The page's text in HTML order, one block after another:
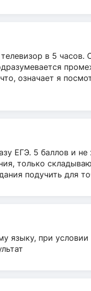
в 5 часов.
означает я
ЕГЭ. 5 баллов и
только
подучить для
языку, при